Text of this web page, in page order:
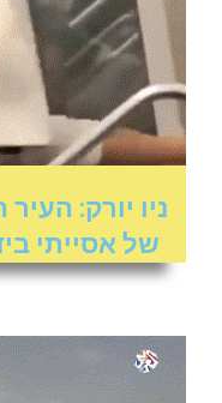
ניו יורק:
של אסייתי